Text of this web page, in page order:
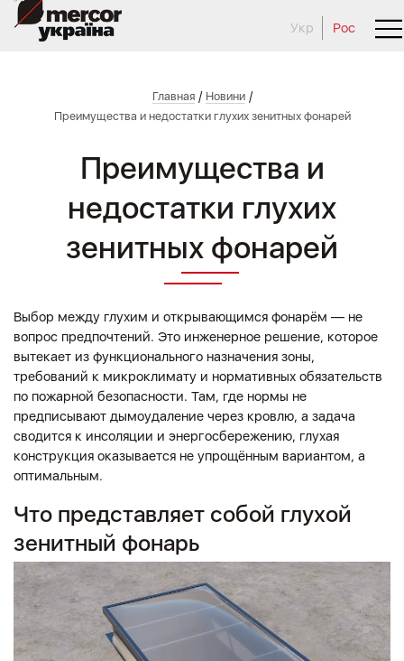
Укр Рос
Главная/ Новини/
Преимущества и недостатки глухих зенитных фонарей
Преимущества и
недостатки глухих
зенитных фонарей
Выбор между глухим и открывающимся фонарём — не
вопрос предпочтений. Это инженерное решение, которое
вытекает из функционального назначения зоны,
требований к микроклимату и нормативных обязательств
по пожарной безопасности. Там, где нормы не
предписывают дымоудаление через кровлю, а задача
сводится к инсоляции и энергосбережению, глухая
конструкция оказывается не упрощённым вариантом, а
оптимальным.
Что представляет собой глухой
зенитный фонарь